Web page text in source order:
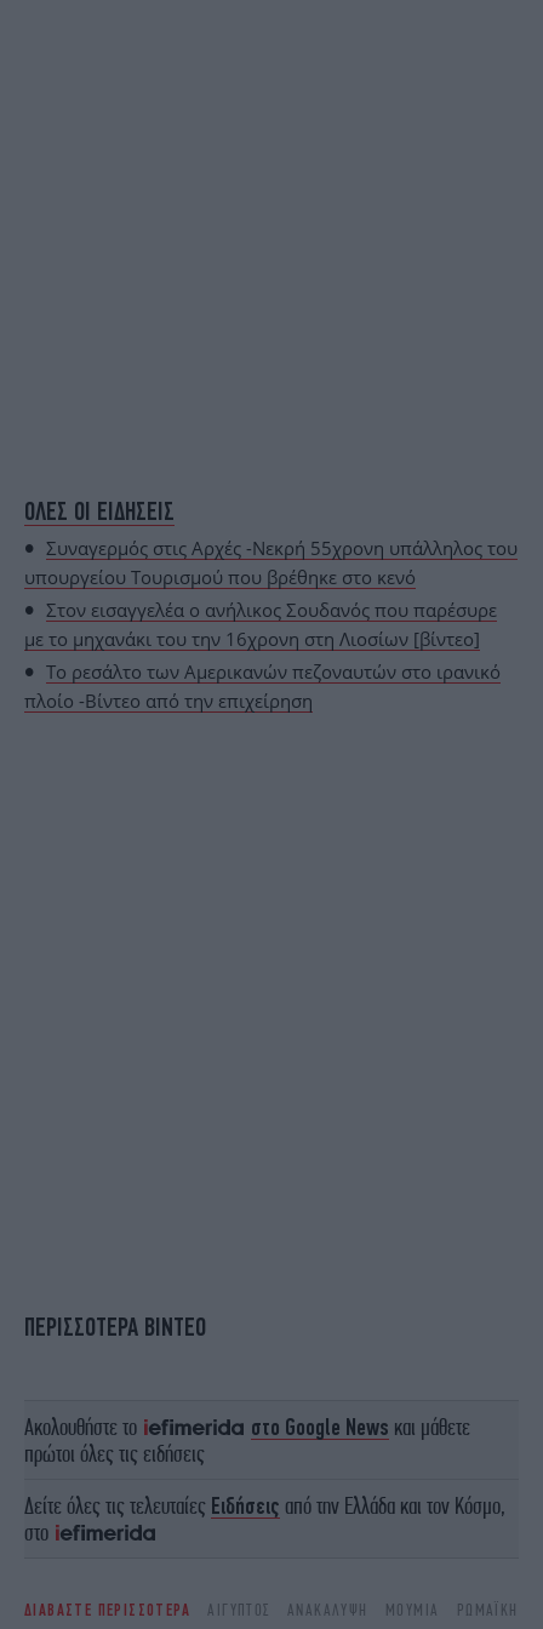
ΟΛΕΣ ΟΙ ΕΙΔΗΣΕΙΣ
Συναγερμός στις Αρχές -Νεκρή 55χρονη υπάλληλος του
υπουργείου Τουρισμού που βρέθηκε στο κενό
Στον εισαγγελέα ο ανήλικος Σουδανός που παρέσυρε
με το μηχανάκι του την 16χρονη στη Λιοσίων [βίντεο]
Tο ρεσάλτο των Αμερικανών πεζοναυτών στο ιρανικό
πλοίο -Βίντεο από την επιχείρηση
ΠΕΡΙΣΣΟΤΕΡΑ ΒΙΝΤΕΟ
Ακολουθήστε το στο Google News και μάθετε
πρώτοι όλες τις ειδήσεις
Δείτε όλες τις τελευταίες Ειδήσεις από την Ελλάδα και τον Κόσμο,
στο
ΔΙΑΒΑΣΤΕ ΠΕΡΙΣΣΟΤΕΡΑ ΑΊΓΥΠΤΟΣ ΑΝΑΚΆΛΥΨΗ ΜΟΎΜΙΑ
ΡΩΜΑΪΚΉ